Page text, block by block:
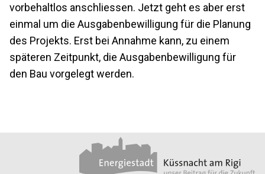
vorbehaltlos anschliessen. Jetzt geht es aber erst
einmal um die Ausgabenbewilligung für die Planung
des Projekts. Erst bei Annahme kann, zu einem
späteren Zeitpunkt, die Ausgabenbewilligung für
den Bau vorgelegt werden.